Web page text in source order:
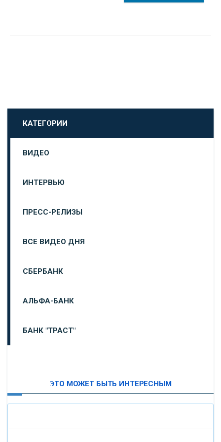
КАТЕГОРИИ
ВИДЕО
ИНТЕРВЬЮ
ПРЕСС-РЕЛИЗЫ
ВСЕ ВИДЕО ДНЯ
СБЕРБАНК
АЛЬФА-БАНК
БАНК "ТРАСТ"
ЭТО МОЖЕТ БЫТЬ ИНТЕРЕСНЫМ